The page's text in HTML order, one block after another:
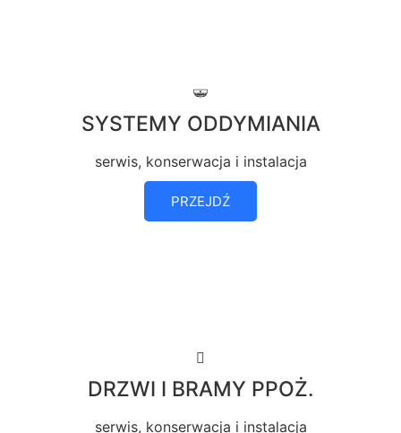
SYSTEMY ODDYMIANIA
serwis, konserwacja i instalacja
PRZEJDŹ
DRZWI I BRAMY PPOŻ.
serwis, konserwacja i instalacja